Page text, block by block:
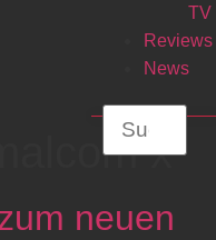
TV
Reviews
News
malcom x
neuen